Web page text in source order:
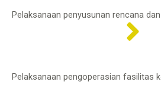
Pelaksanaan penyusunan rencana
Pelaksanaan pengoperasian fasilitas